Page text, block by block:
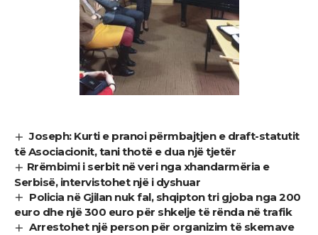
Joseph: Kurti e pranoi përmbajtjen e draft-statutit
të Asociacionit, tani thotë e dua një tjetër
​Rrëmbimi i serbit në veri nga xhandarmëria e
Serbisë, intervistohet një i dyshuar
Policia në Gjilan nuk fal, shqipton tri gjoba nga 200
euro dhe një 300 euro për shkelje të rënda në trafik
Arrestohet një person për organizim të skemave